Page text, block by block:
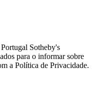
Sotheby's
para o informar sobre
a Política de Privacidade.